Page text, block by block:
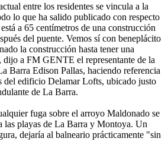
entre los residentes se vincula a la
lo que ha salido publicado con respecto
a 65 centímetros de una construcción
del puente. Vemos sí con beneplácito
la construcción hasta tener una
dijo a FM GENTE el representante de la
Barra Edison Pallas, haciendo referencia
del edificio Delamar Lofts, ubicado justo
de La Barra.
fuga sobre el arroyo Maldonado se
las playas de La Barra y Montoya. Un
dejaría al balneario prácticamente "sin